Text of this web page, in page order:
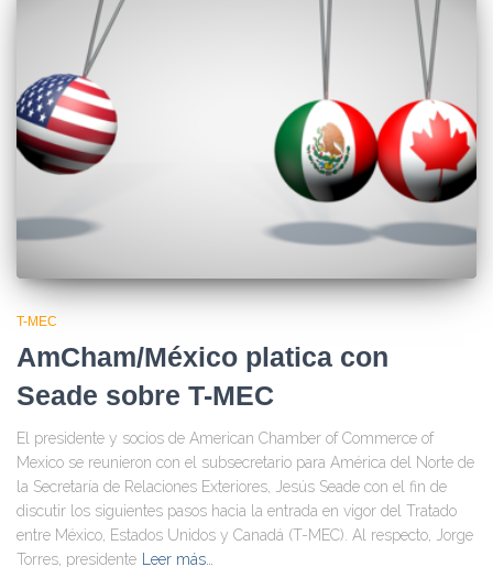
T-MEC
AmCham/México platica con
Seade sobre T-MEC
El presidente y socios de American Chamber of Commerce of
Mexico se reunieron con el subsecretario para América del Norte de
la Secretaría de Relaciones Exteriores, Jesús Seade con el fin de
discutir los siguientes pasos hacia la entrada en vigor del Tratado
entre México, Estados Unidos y Canadá (T-MEC). Al respecto, Jorge
Torres, presidente
Leer más…